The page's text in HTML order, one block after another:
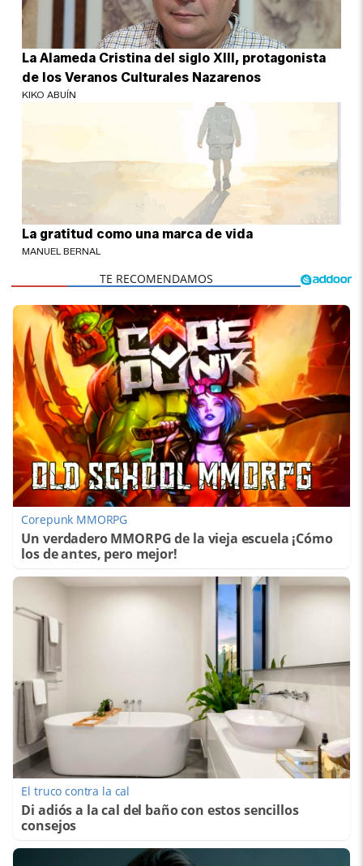
La Alameda Cristina del siglo XIII, protagonista
de los Veranos Culturales Nazarenos
KIKO ABUÍN
La gratitud como una marca de vida
MANUEL BERNAL
Corepunk MMORPG
Un verdadero MMORPG de la vieja escuela ¡Cómo
los de antes, pero mejor!
El truco contra la cal
Di adiós a la cal del baño con estos sencillos
consejos